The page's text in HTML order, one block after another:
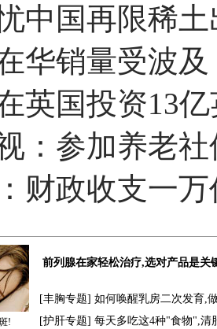
中国再限稀
华销量受波
英国投资13
：参加养老
财政收支一
!
前列腺在家轻松治疗,选对产品是关
[丰胸专题] 如何唤醒乳房二次发育,
[护肝专题] 每天多吃这4种"食物",清